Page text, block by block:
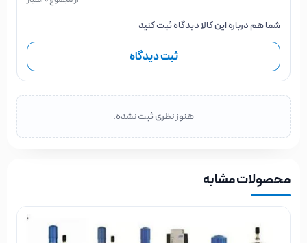
شما هم درباره این کالا دیدگاه ثبت کنید
ثبت دیدگاه
هنوز نظری ثبت نشده.
محصولات مشابه